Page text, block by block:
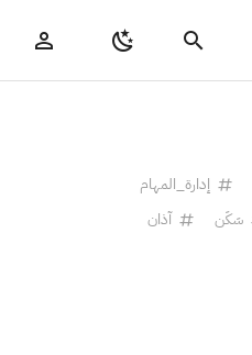
إدارة_المهام
سَكَن
آذان